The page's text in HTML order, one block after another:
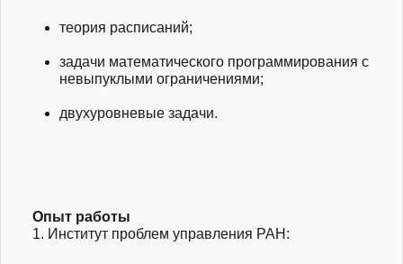
теория расписаний;
задачи математического программирования с
невыпуклыми ограничениями;
двухуровневые задачи.
Опыт работы
1. Институт проблем управления РАН: